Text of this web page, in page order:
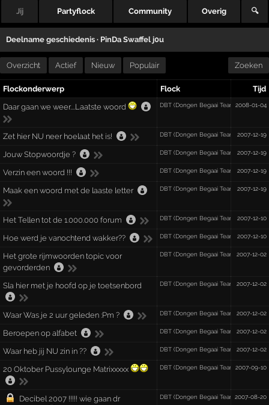
Jij Partyflock Community Overig 🔍
Deelname geschiedenis · PinDa Swaffel j0u
Overzicht Actief Nieuw Populair Zoeken
Flockonderwerp Flock
Tijd
Daar gaan we weer....Laatste woord
DBT (Dongen Begaai Team) OBT2008-01-04
Zet hier NU neer hoelaat het is! DBT (Dongen Begaai Team) OBT2007-12-19
Jouw Stopwoordje ? DBT (Dongen Begaai Team) OBT2007-12-19
Verzin een woord !!! DBT (Dongen Begaai Team) OBT2007-12-19
Maak een woord met de laaste letter DBT (Dongen Begaai Team) OBT2007-12-19
Het Tellen tot de 1.000.000 forum DBT (Dongen Begaai Team) OBT2007-12-10
Hoe werd je vanochtend wakker?? DBT (Dongen Begaai Team) OBT2007-12-10
Het grote rijmwoorden topic voor
gevorderden
DBT (Dongen Begaai Team) OBT2007-12-02
Sla hier met je hoofd op je toetsenbord DBT (Dongen Begaai Team) OBT2007-12-02
Waar Was je 2 uur geleden :Pm ? DBT (Dongen Begaai Team) OBT2007-12-02
Beroepen op alfabet DBT (Dongen Begaai Team) OBT2007-12-02
Waar heb jij NU zin in ?? DBT (Dongen Begaai Team) OBT2007-12-02
20 Oktober Pussylounge Matrixxxxx DBT (Dongen Begaai Team) OBT2007-09-10
Decibel 2007 !!!!! wie gaan dr
DBT (Dongen Begaai Team) OBT2007-08-20